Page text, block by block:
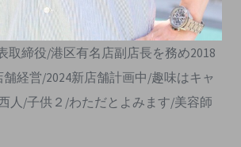
取締役/港区有名店副店長を務め2018
経営/2024新店舗計画中/趣味はキャ
人/子供２/わただとよみます/美容師